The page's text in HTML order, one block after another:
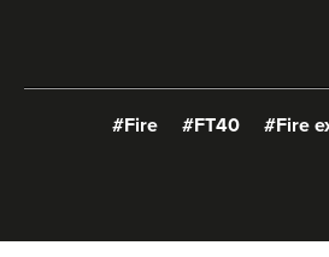
#Fire #FT40
#Fire